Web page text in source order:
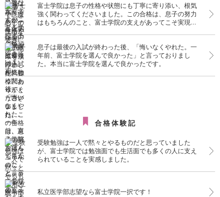
富士学院は息子の性格や状態にも丁寧に寄り添い、根気
強く関わってくださいました。この合格は、息子の努力
はもちろんのこと、富士学院の支えがあってこそ実現し
息子は最後の入試が終わった後、「悔いなくやれた。一
年前、富士学院を選んで良かった」と言っておりまし
た。本当に富士学院を選んで良かったです。
合格体験記
受験勉強は一人で黙々とやるものだと思っていました
が、富士学院では勉強面でも生活面でも多くの人に支え
られていることを実感しました。
私立医学部志望なら富士学院一択です！